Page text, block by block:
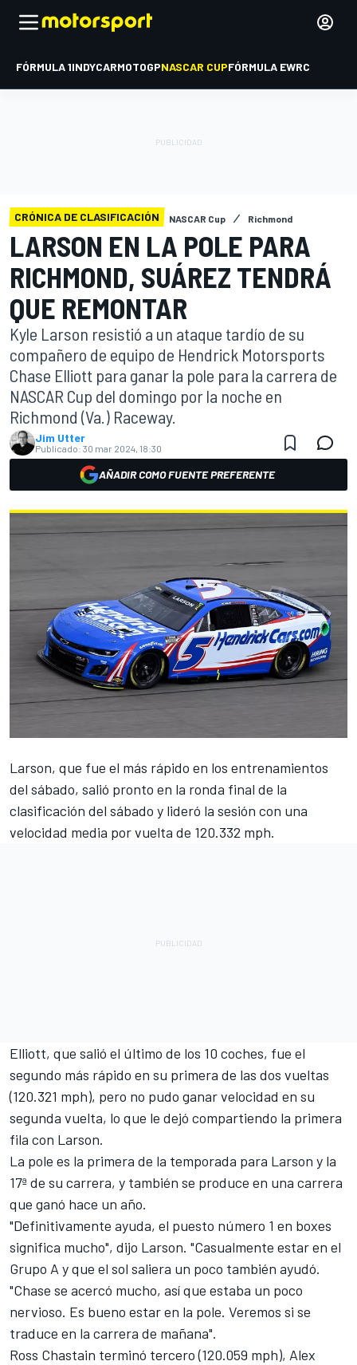
FÓRMULA 1INDYCARMOTOGPNASCAR CUPFÓRMULA EWRC
CRÓNICA DE CLASIFICACIÓN NASCAR Cup Richmond
LARSON EN LA POLE PARA
RICHMOND, SUÁREZ TENDRÁ
QUE REMONTAR
Kyle Larson resistió a un ataque tardío de su
compañero de equipo de Hendrick Motorsports
Chase Elliott para ganar la pole para la carrera de
NASCAR Cup del domingo por la noche en
Richmond (Va.) Raceway.
Jim Utter
Publicado: 30 mar 2024, 18:30
AÑADIR COMO FUENTE PREFERENTE
Larson, que fue el más rápido en los entrenamientos
del sábado, salió pronto en la ronda final de la
clasificación del sábado y lideró la sesión con una
velocidad media por vuelta de 120.332 mph.
Elliott, que salió el último de los 10 coches, fue el
segundo más rápido en su primera de las dos vueltas
(120.321 mph), pero no pudo ganar velocidad en su
segunda vuelta, lo que le dejó compartiendo la primera
fila con Larson.
La pole es la primera de la temporada para Larson y la
17ª de su carrera, y también se produce en una carrera
que ganó hace un año.
"Definitivamente ayuda, el puesto número 1 en boxes
significa mucho", dijo Larson. "Casualmente estar en el
Grupo A y que el sol saliera un poco también ayudó.
"Chase se acercó mucho, así que estaba un poco
nervioso. Es bueno estar en la pole. Veremos si se
traduce en la carrera de mañana".
Ross Chastain terminó tercero (120.059 mph), Alex